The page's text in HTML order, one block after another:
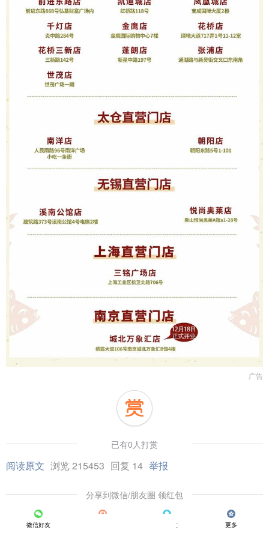
广告
已有0人打赏
阅读原文 浏览 215453 回复 14 举报
分享到微信/朋友圈 领红包
微信好友 QQ好友 更多